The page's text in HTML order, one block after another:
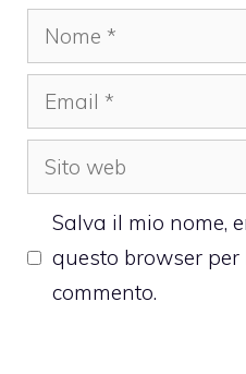
Nome
Email
Sito
web
Salva il mio nome,
questo browser
commento.